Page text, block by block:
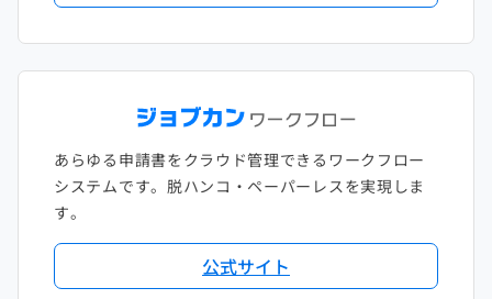
あらゆる申請書をクラウド管理できるワークフロー
システムです。脱ハンコ・ペーパーレスを実現しま
す。
公式サイト